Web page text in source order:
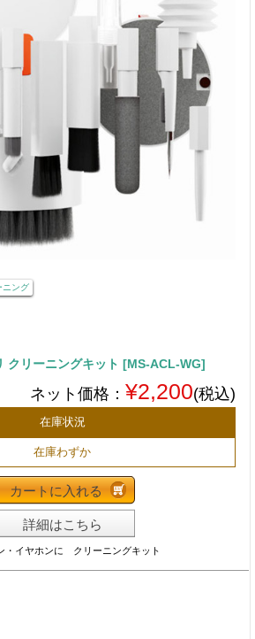
ニング
クリーニングキット [MS-ACL-WG]
ネット価格： ¥2,200(税込)
在庫状況
在庫わずか
カートに入れる
詳細はこちら
・イヤホンに クリーニングキット